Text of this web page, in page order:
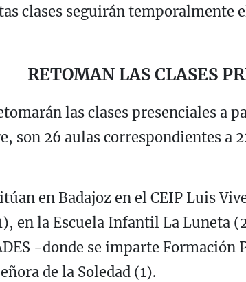
clases seguirán temporalmente
RETOMAN LAS CLASES
las clases presenciales a
son 26 aulas correspondientes a
en Badajoz en el CEIP Luis
en la Escuela Infantil La Luneta
-donde se imparte Formación
de la Soledad (1).